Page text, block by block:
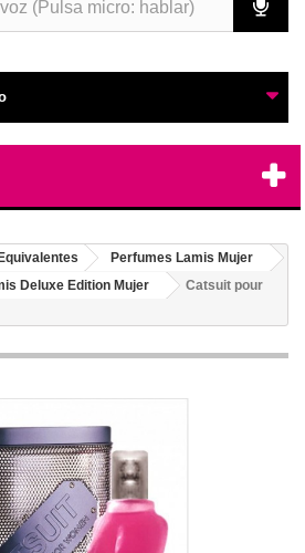
Perfumes Lamis Mujer
Deluxe Edition Mujer
Catsuit pour